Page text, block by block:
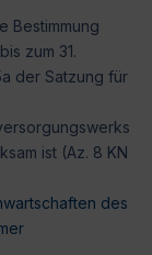
Bestimmung
zum 31.
der Satzung für
ist (Az. 8 KN
des